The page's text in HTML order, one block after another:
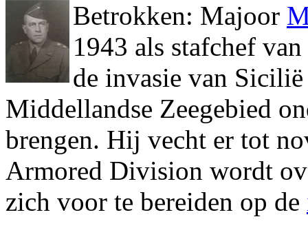
Betrokken: Majoor
1943 als stafchef
de invasie van
Middellandse Zeegebied
brengen. Hij vecht er tot
Armored Division wordt
zich voor te bereiden op de